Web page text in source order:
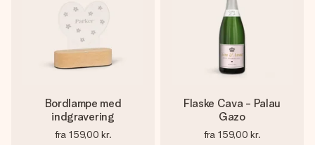
Bordlampe med
indgravering
fra 159,00 kr.
Flaske Cava - Palau
Gazo
fra 159,00 kr.